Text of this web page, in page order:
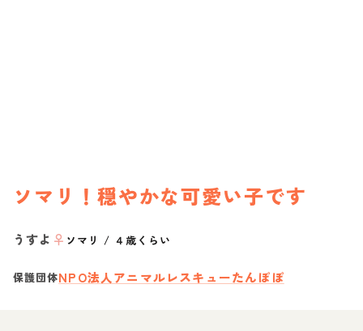
ソマリ！穏やかな可愛い子です
うすよ ♀ ソマリ / ４歳くらい
保護団体NPO法人アニマルレスキューたんぽぽ